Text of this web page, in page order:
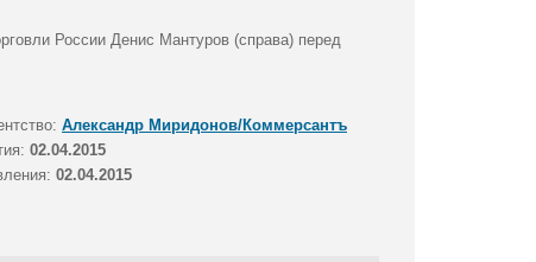
России Денис Мантуров (справа) перед
Александр Миридонов/Коммерсантъ
02.04.2015
02.04.2015